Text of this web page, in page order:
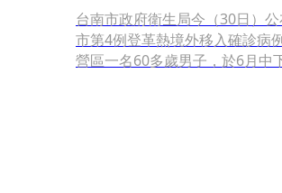
台南市政府衛生局今（30日）
市第4例登革熱境外移入確診病
營區一名60多歲男子，於6月中